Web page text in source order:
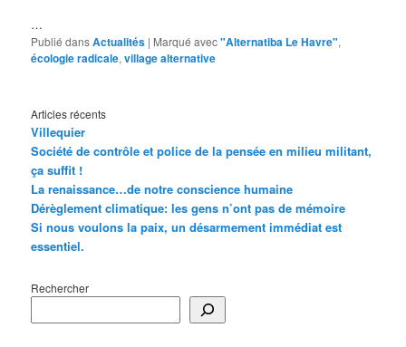
…
Publié dansActualités | Marqué avec"Alternatiba Le Havre",
écologie radicale,village alternative
Articles récents
Villequier
Société de contrôle et police de la pensée en milieu militant,
ça suffit !
La renaissance…de notre conscience humaine
Dérèglement climatique: les gens n’ont pas de mémoire
Si nous voulons la paix, un désarmement immédiat est
essentiel.
Rechercher